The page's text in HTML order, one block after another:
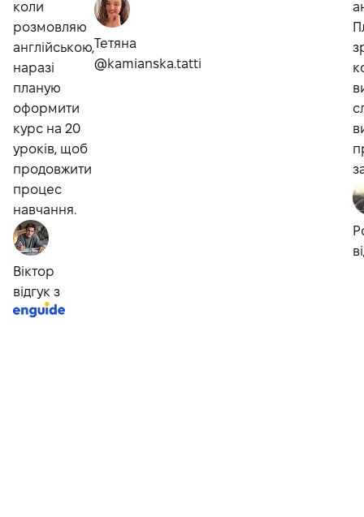
коли
розмовляю
англійською,
наразі
планую
оформити
курс на 20
уроків, щоб
продовжити
процес
навчання.
Віктор
відгук з
Тетяна
@kamianska.tatti